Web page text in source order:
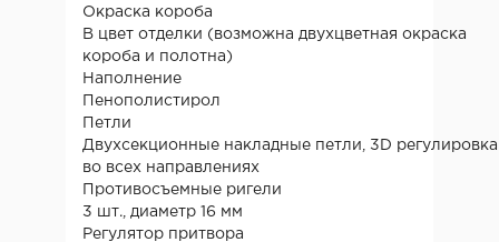
Окраска короба
В цвет отделки (возможна двухцветная окраска
короба и полотна)
Наполнение
Пенополистирол
Петли
Двухсекционные накладные петли, 3D регулировка
во всех направлениях
Противосъемные ригели
3 шт., диаметр 16 мм
Регулятор притвора